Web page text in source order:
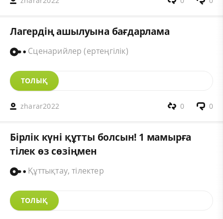
Лагердің ашылуына бағдарлама
Сценарийлер (ертеңгілік)
ТОЛЫҚ
zharar2022 0
0
Бірлік күні құтты болсын! 1 мамырға
тілек өз сөзіңмен
Құттықтау, тілектер
ТОЛЫҚ